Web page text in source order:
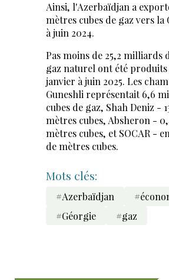
Ainsi, l'Azerbaïdjan a
mètres cubes de gaz vers la
à juin 2024.
Pas moins de 25,2 milliards
gaz naturel ont été produits
janvier à juin 2025. Les
Guneshli représentait 6,6
cubes de gaz, Shah Deniz -
mètres cubes, Absheron -
mètres cubes, et SOCAR -
de mètres cubes.
Mots clés:
#Azerbaïdjan
#Géorgie
#gaz